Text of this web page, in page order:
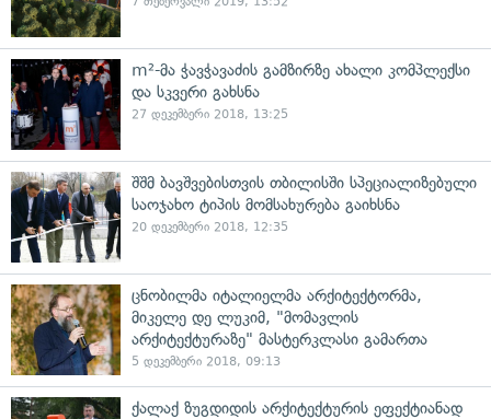
m²-მა ჭავჭავაძის გამზირზე ახალი კომპლექსი
და სკვერი გახსნა
27 დეკემბერი 2018, 13:25
შშმ ბავშვებისთვის თბილისში სპეციალიზებული
საოჯახო ტიპის მომსახურება გაიხსნა
20 დეკემბერი 2018, 12:35
ცნობილმა იტალიელმა არქიტექტორმა,
მიკელე დე ლუკიმ, "მომავლის
არქიტექტურაზე" მასტერკლასი გამართა
5 დეკემბერი 2018, 09:13
ქალაქ ზუგდიდის არქიტექტურის ეფექტიანად